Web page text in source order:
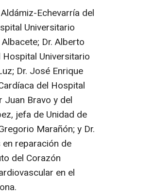
Echevarría del
Universitario
Dr. Alberto
Universitario
Dr. José Enrique
del Hospital
Juan Bravo y del
jefa de Unidad de
Marañón; y Dr.
reparación de
del Corazón
en el